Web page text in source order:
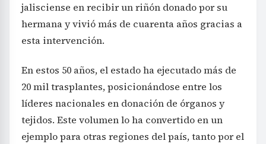
jalisciense en recibir un riñón donado por su
hermana y vivió más de cuarenta años gracias a
esta intervención.
En estos 50 años, el estado ha ejecutado más de
20 mil trasplantes, posicionándose entre los
líderes nacionales en donación de órganos y
tejidos. Este volumen lo ha convertido en un
ejemplo para otras regiones del país, tanto por el